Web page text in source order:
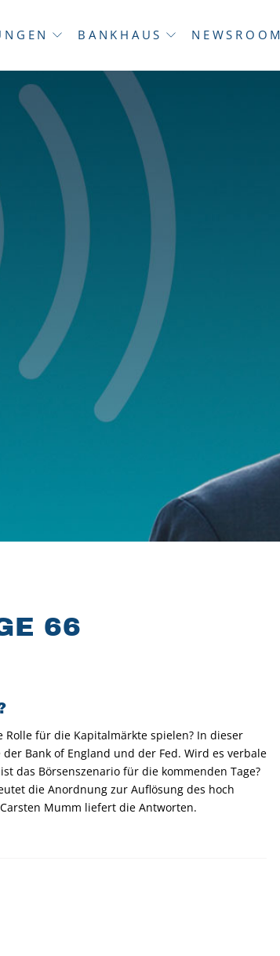
BANKHAUS NEWSROOM
66
für die Kapitalmärkte spielen? In dieser
Bank of England und der Fed. Wird es verbale
das Börsenszenario für die kommenden Tage?
die Anordnung zur Auflösung des hoch
Mumm liefert die Antworten.